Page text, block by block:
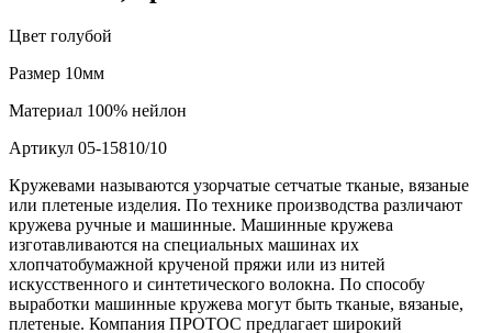
Цвет голубой
Размер 10мм
Материал 100% нейлон
Артикул 05-15810/10
Кружевами называются узорчатые сетчатые тканые, вязаные
или плетеные изделия. По технике производства различают
кружева ручные и машинные. Машинные кружева
изготавливаются на специальных машинах их
хлопчатобумажной крученой пряжи или из нитей
искусственного и синтетического волокна. По способу
выработки машинные кружева могут быть тканые, вязаные,
плетеные. Компания ПРОТОС предлагает широкий